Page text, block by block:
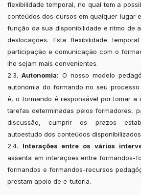
flexibilidade temporal, no qual tem a
conteúdos dos cursos em qualquer lugar
função da sua disponibilidade e ritmo de
deslocações. Esta flexibilidade
participação e comunicação com o
lhe sejam mais convenientes.
2.3.Autonomia: O nosso modelo
autonomia do formando no seu
é, o formando é responsável por tomar a
tarefas determinadas pelos formadores,
discussão, cumprir os prazos
autoestudo dos conteúdos
2.4. Interações entre os vários
assenta em interações entre formandos-
formandos e formandos-recursos
prestam apoio de e-tutoria.